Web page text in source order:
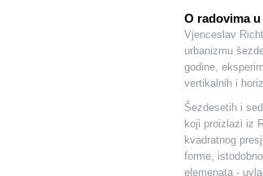
O radovima
Vjenceslav
urbanizmu
godine,
vertikalnih i
Šezdesetih i
koji proizlazi iz
kvadratnog
forme,
elemenata -